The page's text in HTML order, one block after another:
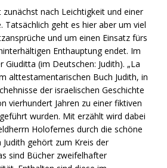
zunächst nach Leichtigkeit und einer
Tatsächlich geht es hier aber um viel
und um einen Einsatz fürs
Enthauptung endet. Im
(im Deutschen: Judith). „La
alttestamentarischen Buch Judith, in
der israelischen Geschichte
vierhundert Jahren zu einer fiktiven
wurden. Mit erzählt wird dabei
Holofernes durch die schöne
Judith gehört zum Kreis der
sind Bücher zweifelhafter